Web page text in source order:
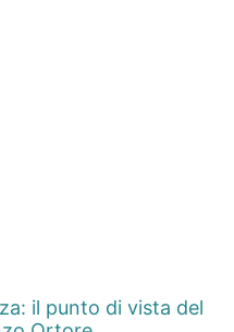
il punto di vista del